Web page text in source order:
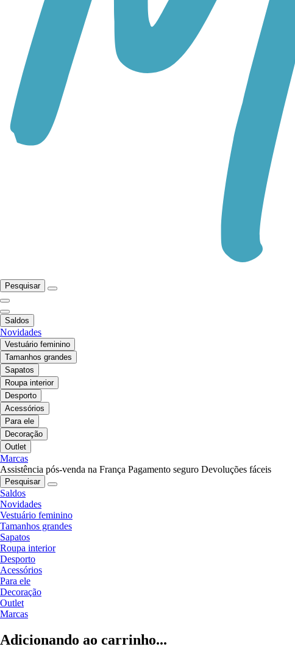
Pesquisar
Saldos
Novidades
Vestuário feminino
Tamanhos grandes
Sapatos
Roupa interior
Desporto
Acessórios
Para ele
Decoração
Outlet
Marcas
Assistência pós-venda na França Pagamento seguro Devoluções fáceis
Pesquisar
Saldos
Novidades
Vestuário feminino
Tamanhos grandes
Sapatos
Roupa interior
Desporto
Acessórios
Para ele
Decoração
Outlet
Marcas
Adicionando ao carrinho...